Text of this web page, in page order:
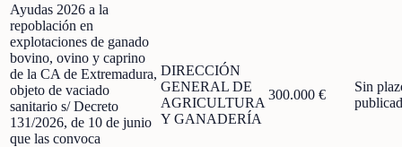
Ayudas 2026 a la
repoblación en
explotaciones de ganado
bovino, ovino y caprino
de la CA de Extremadura,
objeto de vaciado
sanitario s/ Decreto
131/2026, de 10 de junio
que las convoca
DIRECCIÓN
GENERAL DE
AGRICULTURA
Y GANADERÍA
300.000 €
Sin